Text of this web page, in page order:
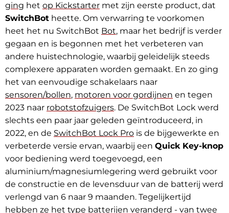
ging het op Kickstarter met zijn eerste product, dat
SwitchBot heette. Om verwarring te voorkomen
heet het nu SwitchBot Bot, maar het bedrijf is verder
gegaan en is begonnen met het verbeteren van
andere huistechnologie, waarbij geleidelijk steeds
complexere apparaten worden gemaakt. En zo ging
het van eenvoudige schakelaars naar
sensoren/bollen, motoren voor gordijnen en tegen
2023 naar robotstofzuigers. De SwitchBot Lock werd
slechts een paar jaar geleden geïntroduceerd, in
2022, en de SwitchBot Lock Pro is de bijgewerkte en
verbeterde versie ervan, waarbij een Quick Key-knop
voor bediening werd toegevoegd, een
aluminium/magnesiumlegering werd gebruikt voor
de constructie en de levensduur van de batterij werd
verlengd van 6 naar 9 maanden. Tegelijkertijd
hebben ze het type batterijen veranderd - van twee